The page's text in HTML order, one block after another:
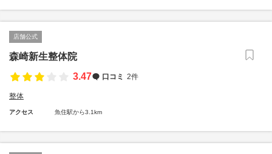
店舗公式
森崎新生整体院
3.47
口コミ 2件
整体
アクセス 魚住駅から3.1km